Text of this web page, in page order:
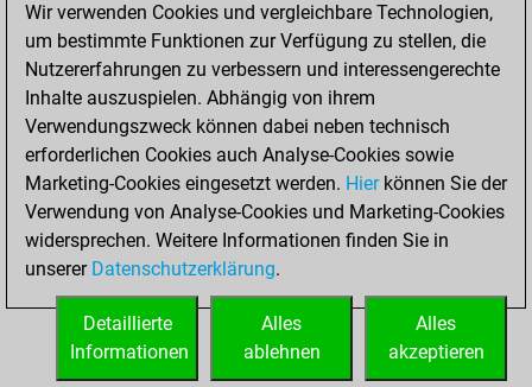
Matt auf vollem Brett
0
Bauer setzt Matt
0
Erstickte Matts
Unterverwandlungen
Türme auf der siebten
0
STARTSEITE
Wir verwenden Cookies und vergleichbare Technologien,
um bestimmte Funktionen zur Verfügung zu stellen, die
Nutzererfahrungen zu verbessern und interessengerechte
Inhalte auszuspielen. Abhängig von ihrem
Verwendungszweck können dabei neben technisch
erforderlichen Cookies auch Analyse-Cookies sowie
Marketing-Cookies eingesetzt werden. Hierkönnen Sie der
Verwendung von Analyse-Cookies und Marketing-Cookies
widersprechen. Weitere Informationen finden Sie in
unserer Datenschutzerklärung.
Alles
akzeptieren
Alles
ablehnen
Detaillierte
Informationen